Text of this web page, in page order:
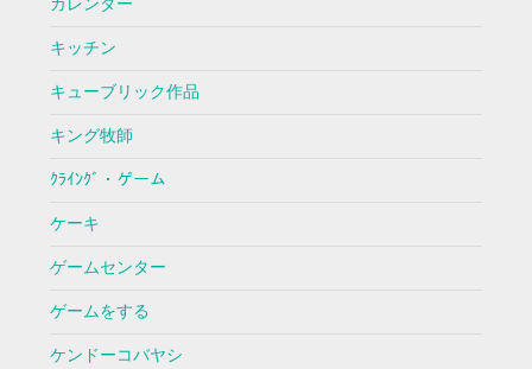
カレンダー
キッチン
キューブリック作品
キング牧師
ｸﾗｲﾝｸﾞ・ゲーム
ケーキ
ゲームセンター
ゲームをする
ケンドーコバヤシ